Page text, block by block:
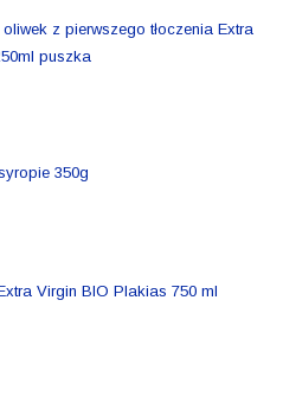
z pierwszego tłoczenia Extra
puszka
350g
Virgin BIO Plakias 750 ml